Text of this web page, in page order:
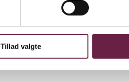
Tillad valgte